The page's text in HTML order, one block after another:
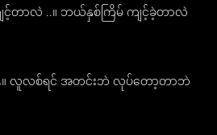
င့်တာလဲ ..။ ဘယ်နှစ်ကြိမ် ကျင့်ခဲ့တာလဲ
။ လူလစ်ရင် အတင်းဘဲ လုပ်တော့တာဘဲ